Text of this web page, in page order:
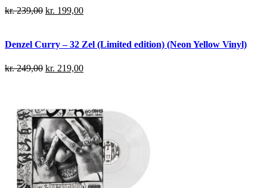
kr.239,00 kr. 199,00
Denzel Curry – 32 Zel (Limited edition) (Neon Yellow Vinyl)
kr.249,00 kr. 219,00